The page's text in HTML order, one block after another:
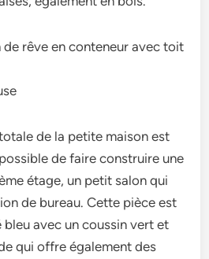
de la petite maison est
de faire construire une
étage, un petit salon qui
de bureau. Cette pièce est
bleu avec un coussin vert et
qui offre également des